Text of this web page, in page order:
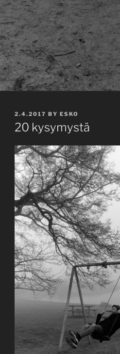
POSTED
ON
2.4.2017 BY ESKO
20 kysymystä